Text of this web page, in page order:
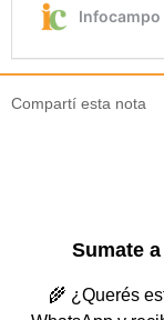
Compartí esta nota
Sumate
🌾 ¿Querés